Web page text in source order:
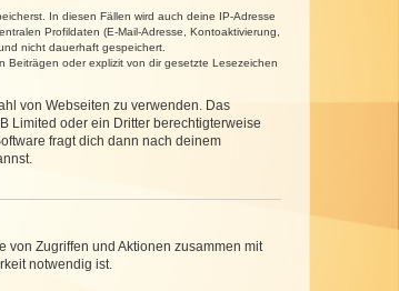
In diesen Fällen wird auch deine IP-Adresse
Profildaten (E-Mail-Adresse, Kontoaktivierung,
nicht dauerhaft gespeichert.
Beiträgen oder explizit von dir gesetzte Lesezeichen
von Webseiten zu verwenden. Das
Limited oder ein Dritter berechtigterweise
fragt dich dann nach deinem
Zugriffen und Aktionen zusammen mit
notwendig ist.